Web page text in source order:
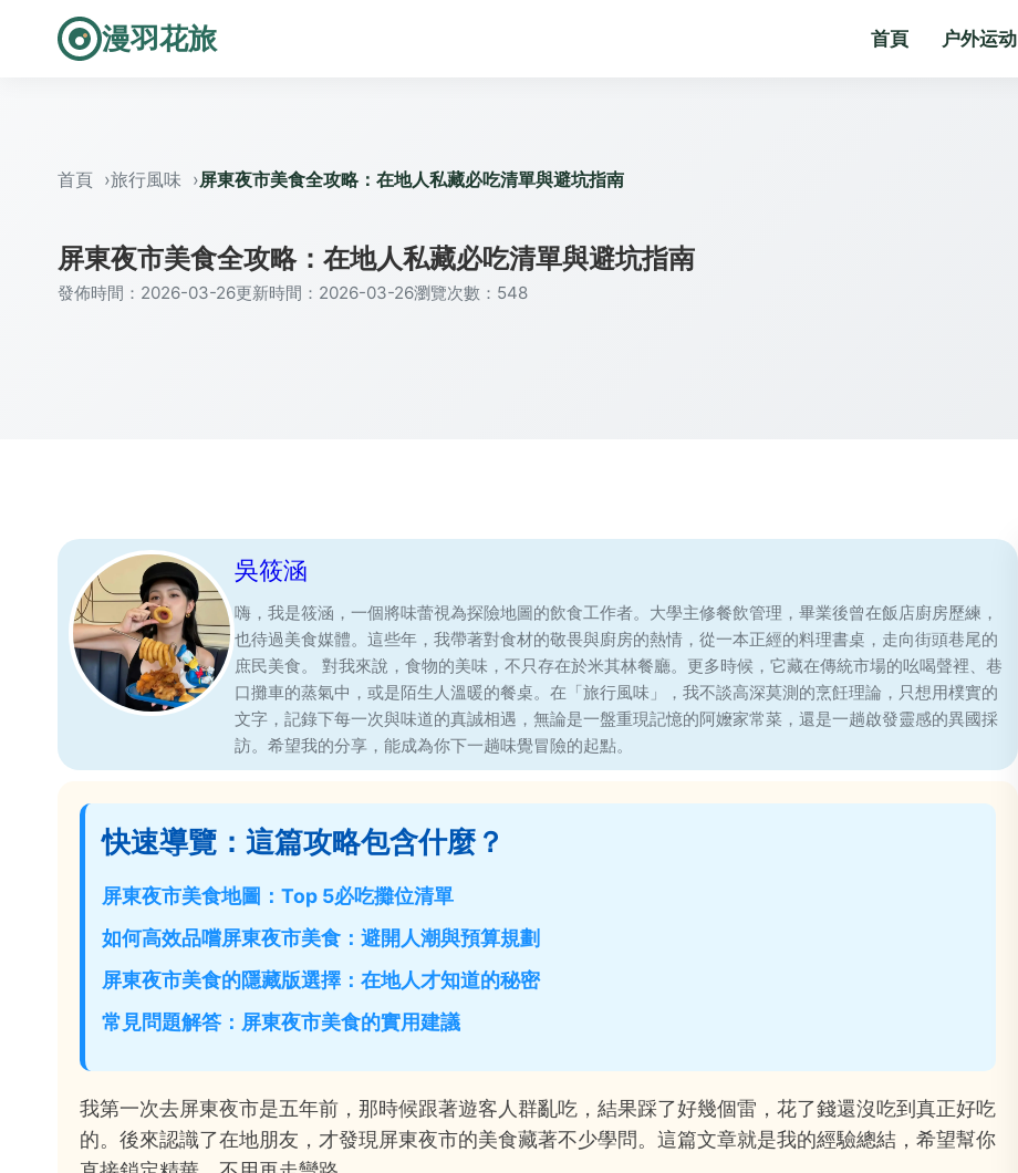
漫羽花旅 首頁 户外运动
首頁 旅行風味 屏東夜市美食全攻略：在地人私藏必吃清單與避坑指南
屏東夜市美食全攻略：在地人私藏必吃清單與避坑指南
發佈時間：2026-03-26更新時間：2026-03-26瀏覽次數：548
吳筱涵
嗨，我是筱涵，一個將味蕾視為探險地圖的飲食工作者。大學主修餐飲管理，畢業後曾在飯店廚房歷練，
也待過美食媒體。這些年，我帶著對食材的敬畏與廚房的熱情，從一本正經的料理書桌，走向街頭巷尾的
庶民美食。 對我來說，食物的美味，不只存在於米其林餐廳。更多時候，它藏在傳統市場的吆喝聲裡、巷
口攤車的蒸氣中，或是陌生人溫暖的餐桌。在「旅行風味」，我不談高深莫測的烹飪理論，只想用樸實的
文字，記錄下每一次與味道的真誠相遇，無論是一盤重現記憶的阿嬤家常菜，還是一趟啟發靈感的異國採
訪。希望我的分享，能成為你下一趟味覺冒險的起點。
快速導覽：這篇攻略包含什麼？
屏東夜市美食地圖：Top 5必吃攤位清單
如何高效品嚐屏東夜市美食：避開人潮與預算規劃
屏東夜市美食的隱藏版選擇：在地人才知道的秘密
常見問題解答：屏東夜市美食的實用建議
我第一次去屏東夜市是五年前，那時候跟著遊客人群亂吃，結果踩了好幾個雷，花了錢還沒吃到真正好吃
的。後來認識了在地朋友，才發現屏東夜市的美食藏著不少學問。這篇文章就是我的經驗總結，希望幫你